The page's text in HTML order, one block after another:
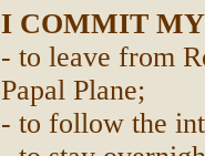
I COMMIT
- to leave from
Papal Plane;
- to follow the